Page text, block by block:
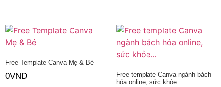
Free Template Canva Mẹ & Bé
0VND
Free template Canva ngành bách
hóa online, sức khỏe…